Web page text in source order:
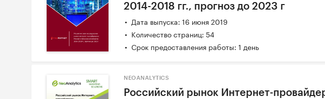
2014-2018 гг., прогноз до 2023 г
Дата выпуска: 16 июня 2019
Количество страниц: 54
Срок предоставления работы: 1 день
NEOANALYTICS
Российский рынок Интернет-